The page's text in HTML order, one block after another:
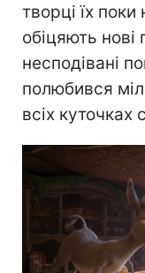
творці їх
обіцяють нові
несподівані
полюбився
всіх куточках